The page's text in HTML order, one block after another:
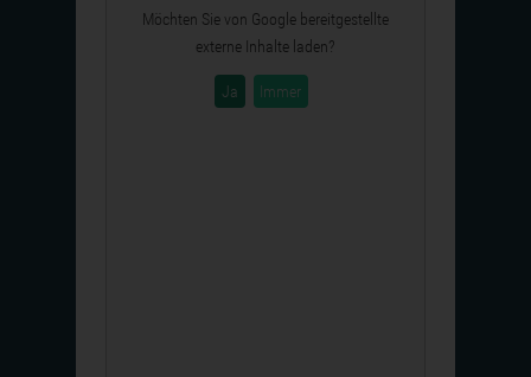
Möchten Sie von Google bereitgestellte
externe Inhalte laden?
Ja Immer